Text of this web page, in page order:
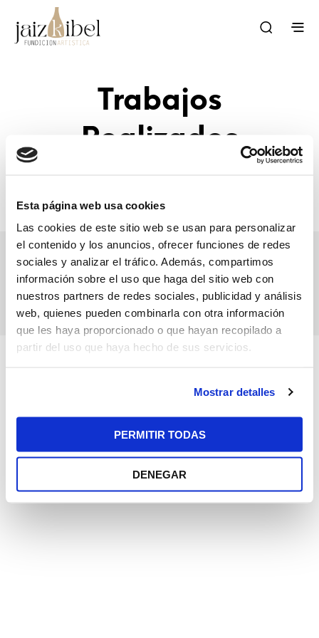
Esta página web usa cookies
Las cookies de este sitio web se usan para personalizar
el contenido y los anuncios, ofrecer funciones de redes
sociales y analizar el tráfico. Además, compartimos
información sobre el uso que haga del sitio web con
nuestros partners de redes sociales, publicidad y análisis
web, quienes pueden combinarla con otra información
que les haya proporcionado o que hayan recopilado a
partir del uso que haya hecho de sus servicios.
Mostrar detalles
PERMITIR TODAS
DENEGAR
Trabajos
Realizados